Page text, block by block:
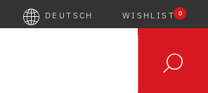
DEUTSCH WISHLIST 0